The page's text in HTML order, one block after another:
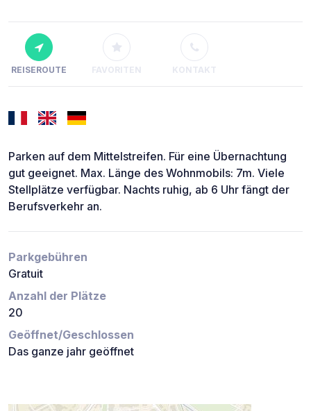
REISEROUTE FAVORITEN KONTAKT
Parken auf dem Mittelstreifen. Für eine Übernachtung
gut geeignet. Max. Länge des Wohnmobils: 7m. Viele
Stellplätze verfügbar. Nachts ruhig, ab 6 Uhr fängt der
Berufsverkehr an.
Parkgebühren
Gratuit
Anzahl der Plätze
20
Geöffnet/Geschlossen
Das ganze jahr geöffnet